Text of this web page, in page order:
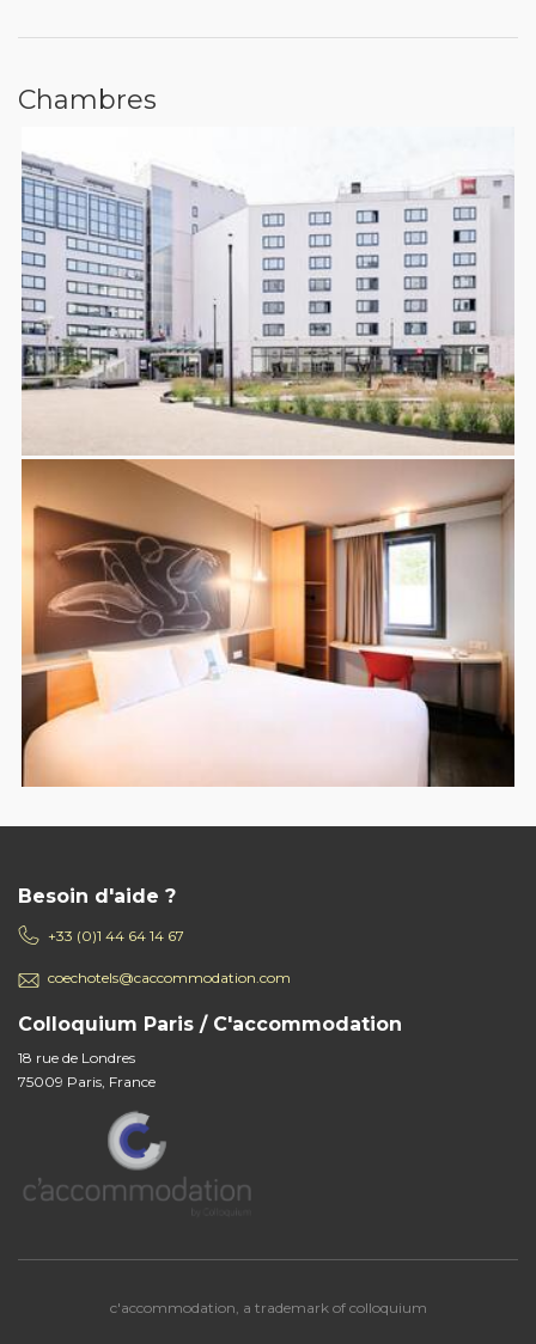
Chambres
Besoin d'aide ?
+33 (0)1 44 64 14 67
coechotels@caccommodation.com
Colloquium Paris / C'accommodation
18 rue de Londres
75009 Paris, France
c'accommodation, a trademark of colloquium